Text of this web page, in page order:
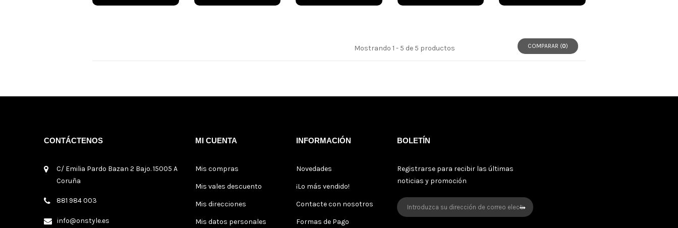
Mostrando 1 - 5 de 5 productos COMPARAR (0)
CONTÁCTENOS
C/ Emilia Pardo Bazan 2 Bajo. 15005 A
Coruña
881 984 003
info@onstyle.es
MI CUENTA
Mis compras
Mis vales descuento
Mis direcciones
Mis datos personales
INFORMACIÓN
Novedades
¡Lo más vendido!
Contacte con nosotros
Formas de Pago
BOLETÍN
Registrarse para recibir las últimas
noticias y promoción